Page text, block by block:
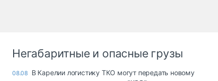
Негабаритные и опасные грузы
08.08 В Карелии логистику ТКО могут передать новому